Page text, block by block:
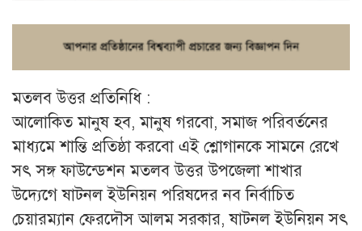
মতলব উত্তর প্রতিনিধি :
আলোকিত মানুষ হব, মানুষ গরবো, সমাজ পরিবর্তনের
মাধ্যমে শান্তি প্রতিষ্ঠা করবো এই শ্লোগানকে সামনে রেখে
সৎ সঙ্গ ফাউন্ডেশন মতলব উত্তর উপজেলা শাখার
উদ্যেগে ষাটনল ইউনিয়ন পরিষদের নব নির্বাচিত
চেয়ারম্যান ফেরদৌস আলম সরকার, ষাটনল ইউনিয়ন সৎ